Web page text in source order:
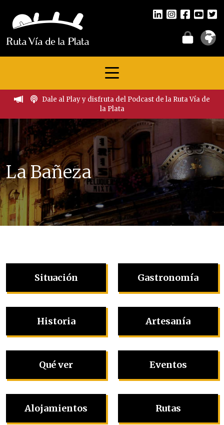
Dale al Play y disfruta del Podcast de la Ruta Vía de
la Plata
La Bañeza
Situación
Historia
Qué ver
Alojamientos
Gastronomía
Artesanía
Eventos
Rutas